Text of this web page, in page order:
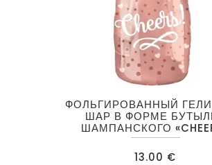
ФОЛЬГИРОВАННЫЙ
ШАР В ФОРМЕ
ШАМПАНСКОГО
13.00 €